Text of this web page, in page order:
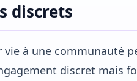
discrets
à une communauté
discret mais